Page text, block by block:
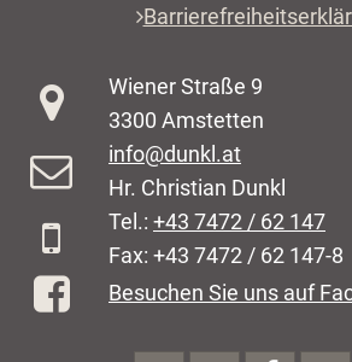
Wiener Straße 9
3300 Amstetten
info@dunkl.at
Hr. Christian Dunkl
Tel.: +43 7472 / 62 147
Fax: +43 7472 / 62 147-8
Besuchen Sie uns auf